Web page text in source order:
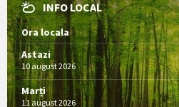
INFO LOCAL
Ora locala
Astazi
10 august 2026
Marți
11 august 2026